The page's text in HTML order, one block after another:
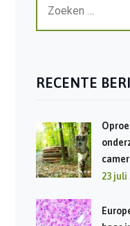
RECENTE
23 juli